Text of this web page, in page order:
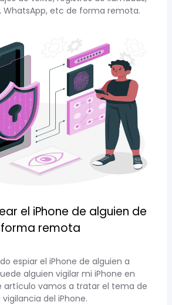
WhatsApp, etc de forma remota.
el iPhone de alguien de
forma remota
espiar el iPhone de alguien a
alguien vigilar mi iPhone en
artículo vamos a tratar el tema de
vigilancia del iPhone.